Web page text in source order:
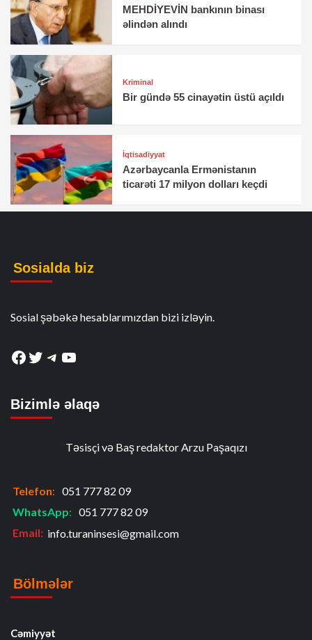
MEHDİYEVİN bankının binası
əlindən alındı
Kriminal
Bir gündə 55 cinayətin üstü açıldı
İqtisadiyyat
Azərbaycanla Ermənistanın
ticarəti 17 milyon dolları keçdi
Sosialda biz
Sosial şəbəkə hesablarımızdan bizi izləyin.
Facebook
Twitter
Telegram
YouTube
Bizimlə əlaqə
Təsisçi və Baş redaktor Arzu Paşaqızı
Telefon: 051 777 82 09
WhatsApp: 051 777 82 09
Email: info.turaninsesi@gmail.com
Bölmələr
Cəmiyyət